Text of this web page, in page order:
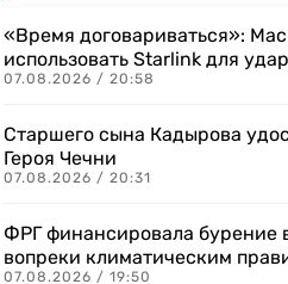
«Время договариваться»:
использовать Starlink для
07.08.2026 / 20:58
Старшего сына Кадырова
Героя Чечни
07.08.2026 / 20:31
ФРГ финансировала бурение
вопреки климатическим
07.08.2026 / 19:50